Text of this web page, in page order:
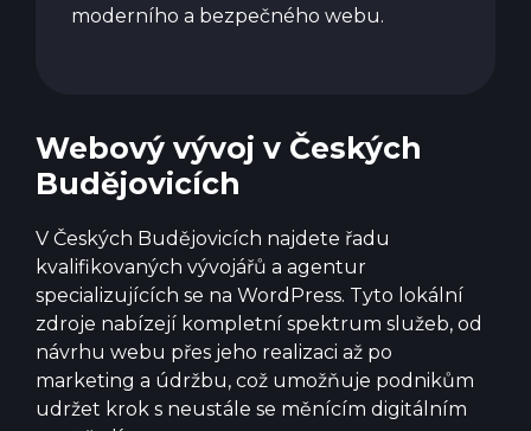
moderního a bezpečného webu.
Webový vývoj v Českých
Budějovicích
V Českých Budějovicích najdete řadu
kvalifikovaných vývojářů a agentur
specializujících se na WordPress. Tyto lokální
zdroje nabízejí kompletní spektrum služeb, od
návrhu webu přes jeho realizaci až po
marketing a údržbu, což umožňuje podnikům
udržet krok s neustále se měnícím digitálním